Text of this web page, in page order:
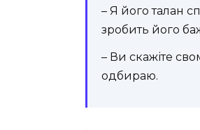
– Я його талан
зробить його
– Ви скажіте
одбираю.